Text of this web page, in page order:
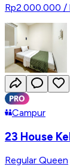
Rp2.000.000 /
Campur
23 House
Regular Queen